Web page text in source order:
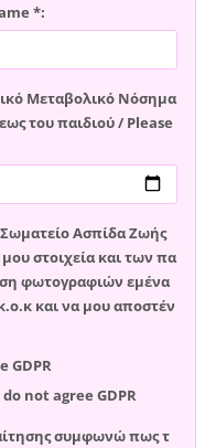
*:
Μεταβολικό Νόσημα
του παιδιού / Please
Ασπίδα Ζωής
στοιχεία και των πα
φωτογραφιών εμένα
και να μου αποστέν
GDPR
not agree GDPR
συμφωνώ πως τ